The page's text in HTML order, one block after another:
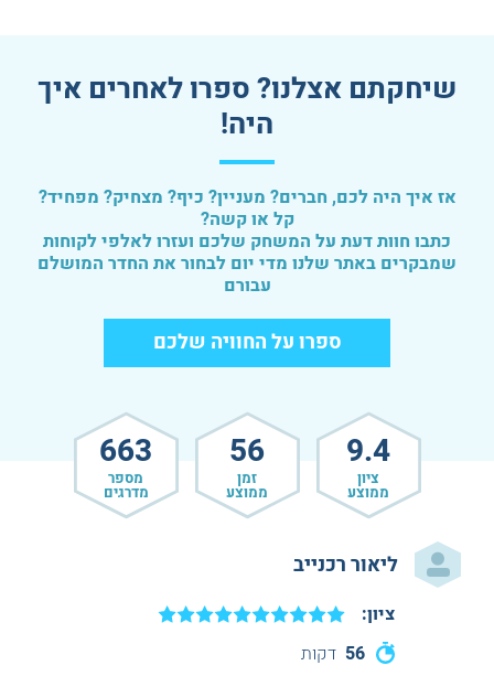
שיחקתם אצלנו? ספרו לאחרים איך
היה!
אז איך היה לכם, חברים? מעניין? כיף? מצחיק? מפחיד?
קל או קשה?
כתבו חוות דעת על המשחק שלכם ועזרו לאלפי לקוחות
שמבקרים באתר שלנו מדי יום לבחור את החדר המושלם
עבורם
ספרו על החוויה שלכם
ליאור רכנייב
56 דקות
ציון:
9.4
ציון
ממוצע
56
זמן
ממוצע
663
מספר
מדרגים